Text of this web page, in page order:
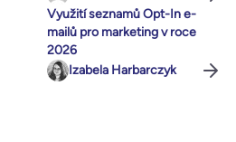
Využití seznamů Opt-In e-
mailů pro marketing v roce
2026
Izabela Harbarczyk